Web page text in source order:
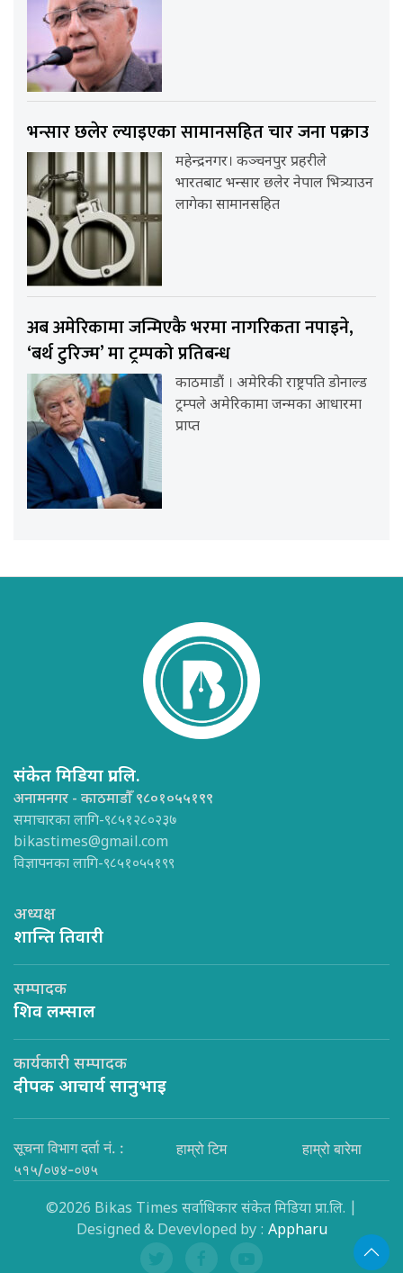
भन्सार छलेर ल्याइएका सामानसहित चार जना पक्राउ
महेन्द्रनगर। कञ्चनपुर प्रहरीले
भारतबाट भन्सार छलेर नेपाल भित्र्याउन
लागेका सामानसहित
अब अमेरिकामा जन्मिएकै भरमा नागरिकता नपाइने,
‘बर्थ टुरिज्म’ मा ट्रम्पको प्रतिबन्ध
काठमाडौं । अमेरिकी राष्ट्रपति डोनाल्ड
ट्रम्पले अमेरिकामा जन्मका आधारमा
प्राप्त
संकेत मिडिया प्रा.लि.
अनामनगर - काठमाडौँ ९८०१०५५१९९
समाचारका लागि-९८५१२८०२३७
bikastimes@gmail.com
विज्ञापनका लागि-९८५१०५५१९९
अध्यक्ष
शान्ति तिवारी
सम्पादक
शिव लम्साल
कार्यकारी सम्पादक
दीपक आचार्य सानुभाइ
सूचना विभाग दर्ता नं. :
५१५/०७४-०७५
हाम्रो टिम हाम्रो बारेमा
©2026 Bikas Times सर्वाधिकार संकेत मिडिया प्रा.लि. |
Designed & Devevloped by : Appharu